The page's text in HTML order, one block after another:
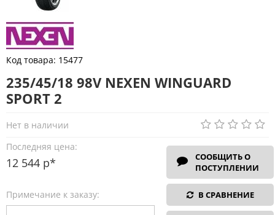
Код товара: 15477
235/45/18 98V NEXEN WINGUARD
SPORT 2
Нет в наличии
Последняя цена:
12 544 р*
Примечание к заказу:
СООБЩИТЬ О
ПОСТУПЛЕНИИ
В СРАВНЕНИЕ